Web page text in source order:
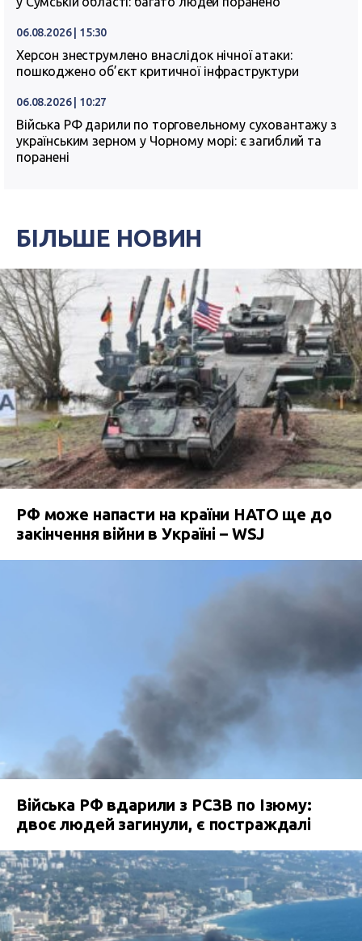
06.08.2026 | 15:30
Херсон знеструмлено внаслідок нічної атаки:
пошкоджено об’єкт критичної інфраструктури
06.08.2026 | 10:27
Війська РФ дарили по торговельному суховантажу з
українським зерном у Чорному морі: є загиблий та
поранені
БІЛЬШЕ НОВИН
РФ може напасти на країни НАТО ще до
закінчення війни в Україні – WSJ
Війська РФ вдарили з РСЗВ по Ізюму:
двоє людей загинули, є постраждалі